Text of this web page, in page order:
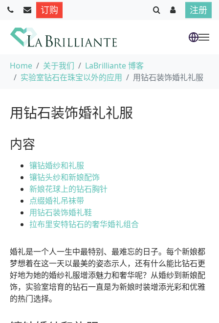
跳到主要内容
订购 注册
当前位置：
Home 关于我们
LaBrilliante 博客
实验室钻石在珠宝以外的应用
用钻石装饰婚礼礼服
用钻石装饰婚礼礼服
内容
镶钻婚纱和礼服
镶钻头纱和新娘配饰
新娘花球上的钻石胸针
点缀婚礼吊袜带
用钻石装饰婚礼鞋
拉布里安特钻石的奢华婚礼组合
婚礼是一个人一生中最特别、最难忘的日子。每个新娘都
梦想着在这一天以最美的姿态示人，还有什么能比钻石更
好地为她的婚纱礼服增添魅力和奢华呢？从婚纱到新娘配
饰，实验室培育的钻石一直是为新娘时装增添光彩和优雅
的热门选择。